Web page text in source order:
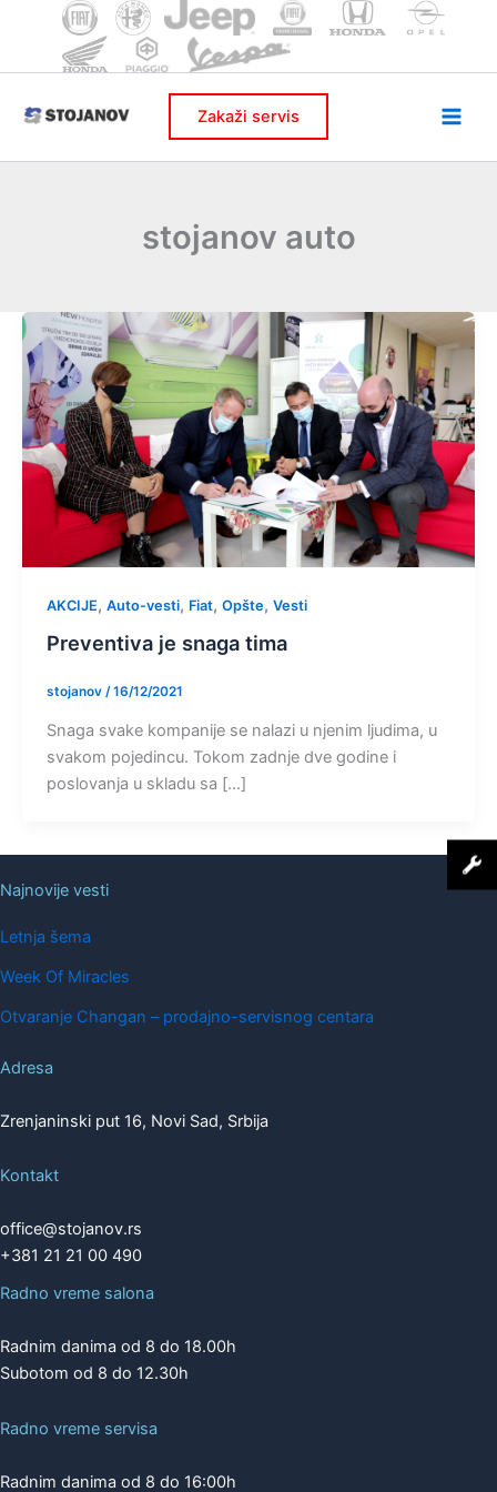
Zakaži servis
stojanov auto
AKCIJE, Auto-vesti, Fiat, Opšte, Vesti
Preventiva je snaga tima
stojanov /16/12/2021
Snaga svake kompanije se nalazi u njenim ljudima, u
svakom pojedincu. Tokom zadnje dve godine i
poslovanja u skladu sa […]
Najnovije vesti
Letnja šema
Week Of Miracles
Otvaranje Changan – prodajno-servisnog centara
Adresa
Zrenjaninski put 16, Novi Sad, Srbija
Kontakt
office@stojanov.rs
+381 21 21 00 490
Radno vreme salona
Radnim danima od 8 do 18.00h
Subotom od 8 do 12.30h
Radno vreme servisa
Radnim danima od 8 do 16:00h